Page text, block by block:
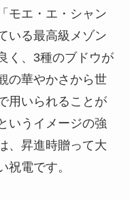
モエ・エ・シャン
いる最高級メゾン
く、3種のブドウが
の華やかさから世
用いられることが
いうイメージの強
、昇進時贈って大
祝電です。